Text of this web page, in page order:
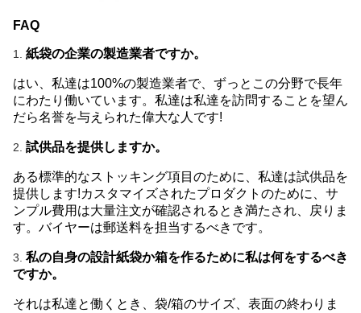
FAQ
1. 紙袋の企業の製造業者ですか。
はい、私達は100%の製造業者で、ずっとこの分野で長年
にわたり働いています。私達は私達を訪問することを望ん
だら名誉を与えられた偉大な人です!
2. 試供品を提供しますか。
ある標準的なストッキング項目のために、私達は試供品を
提供します!カスタマイズされたプロダクトのために、サ
ンプル費用は大量注文が確認されるとき満たされ、戻りま
す。バイヤーは郵送料を担当するべきです。
3. 私の自身の設計紙袋か箱を作るために私は何をするべき
ですか。
それは私達と働くとき、袋/箱のサイズ、表面の終わりま